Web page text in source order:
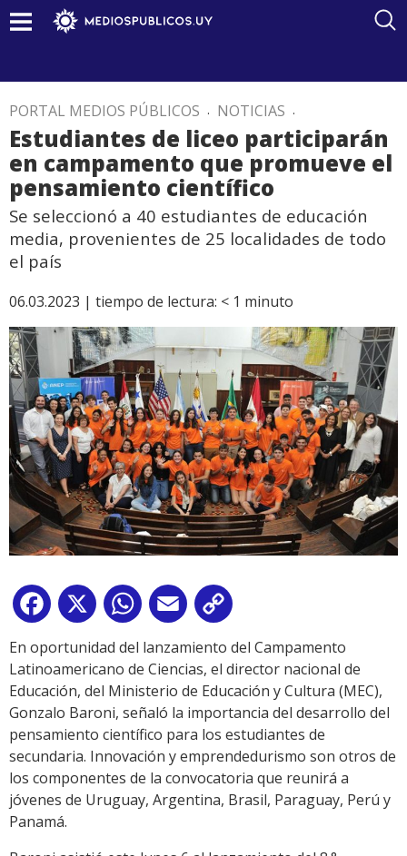
PORTAL MEDIOS PÚBLICOS . NOTICIAS .
Estudiantes de liceo participarán
en campamento que promueve el
pensamiento científico
Se seleccionó a 40 estudiantes de educación
media, provenientes de 25 localidades de todo
el país
06.03.2023 | tiempo de lectura: < 1 minuto
Facebook
X WhatsApp
Email
Link
En oportunidad del lanzamiento del Campamento
Latinoamericano de Ciencias, el director nacional de
Educación, del Ministerio de Educación y Cultura (MEC),
Gonzalo Baroni, señaló la importancia del desarrollo del
pensamiento científico para los estudiantes de
secundaria. Innovación y emprendedurismo son otros de
los componentes de la convocatoria que reunirá a
jóvenes de Uruguay, Argentina, Brasil, Paraguay, Perú y
Panamá.